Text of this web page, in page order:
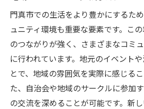
門真市での生活をより豊かにするた
ュニティ環境も重要な要素です。こ
のつながりが強く、さまざまなコミ
に行われています。地元のイベント
とで、地域の雰囲気を実際に感じる
た、自治会や地域のサークルに参加
の交流を深めることが可能です。新